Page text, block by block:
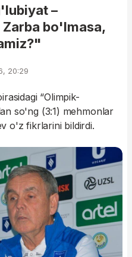
–
bo'lmasa,
20:29
“Olimpik-
so'ng (3:1) mehmonlar
o'z fikrlarini bildirdi.